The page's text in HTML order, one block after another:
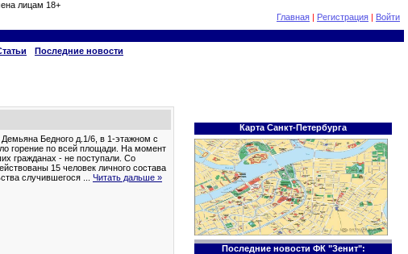
лицам 18+
Главная | Регистрация | Войти
Последние новости
Бедного д.1/6, в 1-этажном с
горение по всей площади. На момент
гражданах - не поступали. Со
15 человек личного состава
случившегося
Читать дальше »
Карта Санкт-Петербурга
Последние новости ФК "Зенит":